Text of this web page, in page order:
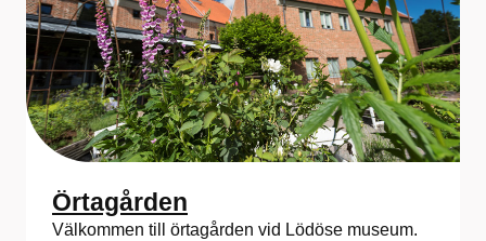
Örtagården
Välkommen till örtagården vid Lödöse museum.